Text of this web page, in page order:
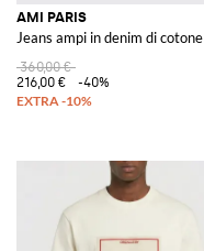
AMI PARIS
Jeans ampi in denim di cotone
360,00 €
216,00 €
-40%